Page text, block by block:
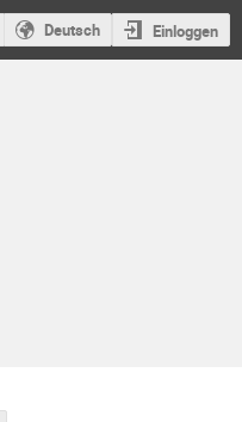
Deutsch Einloggen